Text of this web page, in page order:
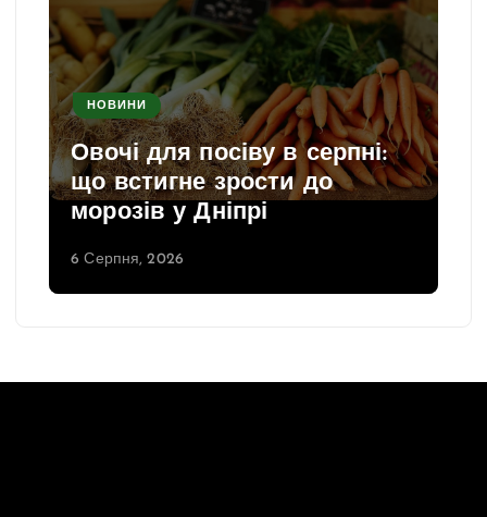
НОВИНИ
Овочі для посіву в серпні:
що встигне зрости до
морозів у Дніпрі
6 Серпня, 2026